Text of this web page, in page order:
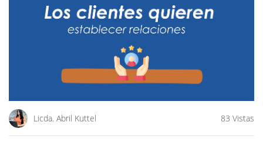
Licda. Abril Kuttel 83 Vistas